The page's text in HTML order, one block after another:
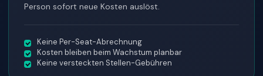
Person sofort neue Kosten auslöst.
Keine Per-Seat-Abrechnung
Kosten bleiben beim Wachstum planbar
Keine versteckten Stellen-Gebühren